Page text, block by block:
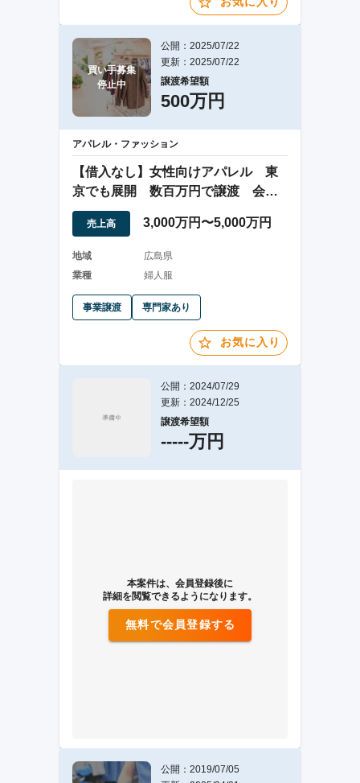
買い手募集
停止中
公開：2025/07/22
更新：2025/07/22
譲渡希望額
500万円
アパレル・ファッション
【借入なし】女性向けアパレル 東
京でも展開 数百万円で譲渡 会員
2,000名以下
売上高 3,000万円〜5,000万円
地域
広島県
業種
婦人服
事業譲渡 専門家あり
お気に入り
公開：2024/07/29
更新：2024/12/25
譲渡希望額
-----万円
本案件は、会員登録後に
詳細を閲覧できるようになります。
無料で会員登録する
公開：2019/07/05